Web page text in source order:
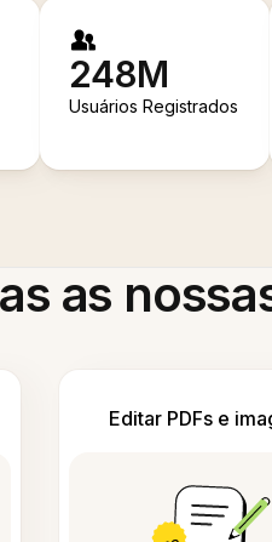
248M
Usuários Registrados
as
Editar PDFs e